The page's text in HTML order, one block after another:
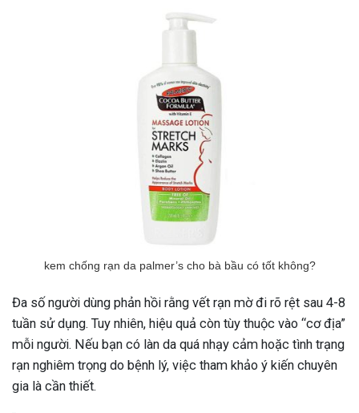
kem chống rạn da palmer’s cho bà bầu có tốt không?
Đa số người dùng phản hồi rằng vết rạn mờ đi rõ rệt sau 4-8
tuần sử dụng. Tuy nhiên, hiệu quả còn tùy thuộc vào “cơ địa”
mỗi người. Nếu bạn có làn da quá nhạy cảm hoặc tình trạng
rạn nghiêm trọng do bệnh lý, việc tham khảo ý kiến chuyên
gia là cần thiết.